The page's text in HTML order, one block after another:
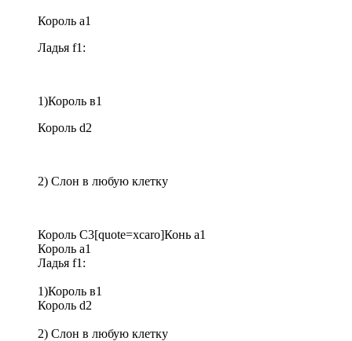
Король a1
Ладья f1:
1)Король в1
Король d2
2) Слон в любую клетку
Король С3[quote=xcaro]Конь а1
Король a1
Ладья f1:
1)Король в1
Король d2
2) Слон в любую клетку